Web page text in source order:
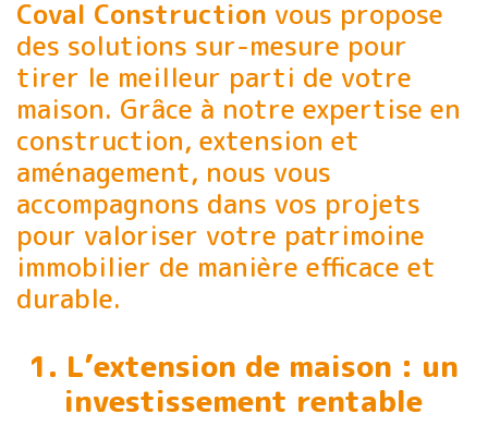
Coval Construction vous propose
des solutions sur-mesure pour
tirer le meilleur parti de votre
maison. Grâce à notre expertise en
construction, extension et
aménagement, nous vous
accompagnons dans vos projets
pour valoriser votre patrimoine
immobilier de manière efficace et
durable.
1. L’extension de maison : un
investissement rentable